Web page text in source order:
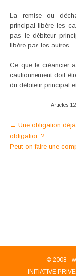
La remise ou
principal libère les
pas le débiteur
libère pas les autres.
Ce que le créancier
cautionnement doit
du débiteur principal
Articles
Post
navigation
← Une obligation
obligation ?
Peut-on faire une
© 2008 -
INITIATIVE